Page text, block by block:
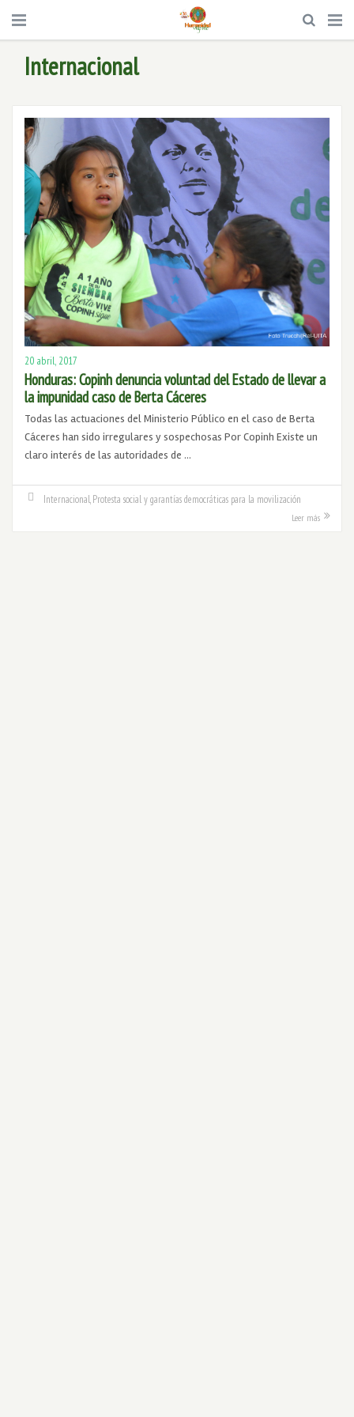
Internacional
20 abril, 2017
Honduras: Copinh denuncia voluntad del Estado de llevar a
la impunidad caso de Berta Cáceres
Todas las actuaciones del Ministerio Público en el caso de Berta
Cáceres han sido irregulares y sospechosas Por Copinh Existe un
claro interés de las autoridades de …
Internacional,Protesta social y garantías democráticas para la movilización
Leer más